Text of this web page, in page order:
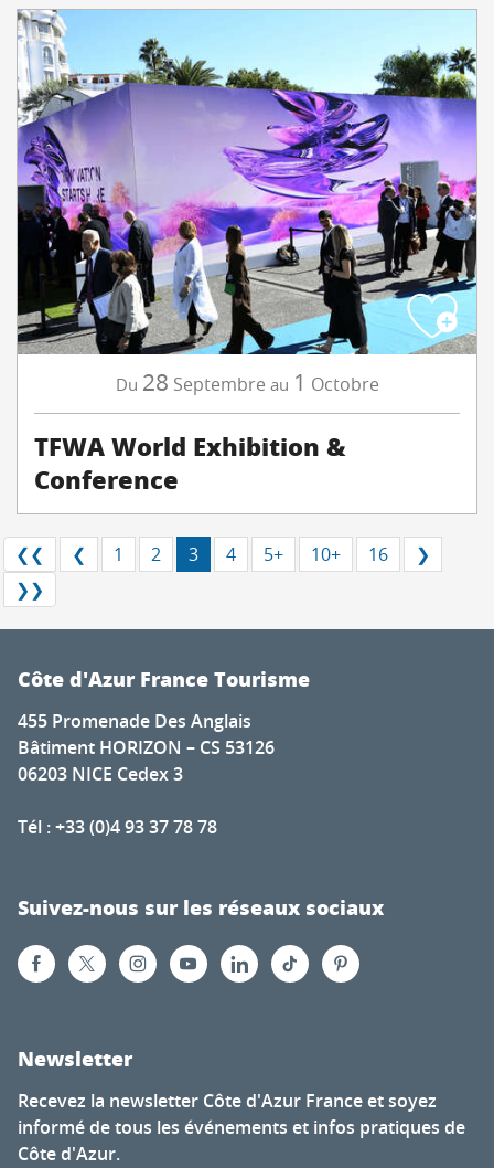
Du 28 Septembre au 1 Octobre
TFWA World Exhibition &
Conference
❮❮ ❮ 1 2 3 4 5+ 10+ 16
❯
❯❯
Côte d'Azur France Tourisme
455 Promenade Des Anglais
Bâtiment HORIZON – CS 53126
06203 NICE Cedex 3
Tél : +33 (0)4 93 37 78 78
Suivez-nous sur les réseaux sociaux
Newsletter
Recevez la newsletter Côte d'Azur France et soyez
informé de tous les événements et infos pratiques de
Côte d'Azur.